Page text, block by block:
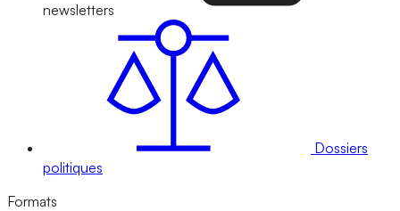
newsletters
Dossiers
politiques
Formats